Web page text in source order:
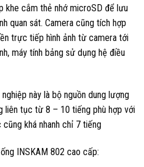
khe cắm thẻ nhớ microSD để lưu
quan sát. Camera cũng tích hợp
trực tiếp hình ảnh từ camera tới
máy tính bảng sử dụng hệ điều
này là bộ nguồn dung lượng
liên tục từ 8 – 10 tiếng phù hợp với
khá nhanh chỉ 7 tiếng
INSKAM 802 cao cấp: